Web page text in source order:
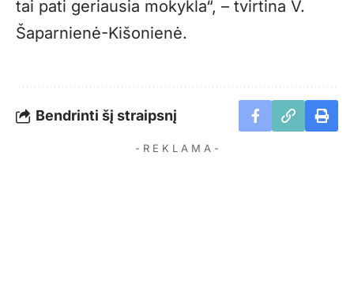
tai pati geriausia mokykla“, – tvirtina V.
Šaparnienė-Kišonienė.
Bendrinti šį straipsnį
- R E K L A M A -